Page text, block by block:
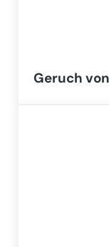
Geruch